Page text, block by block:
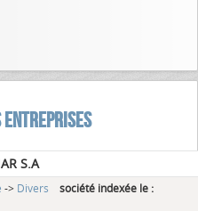
S.A
-> Divers
société indexée le :